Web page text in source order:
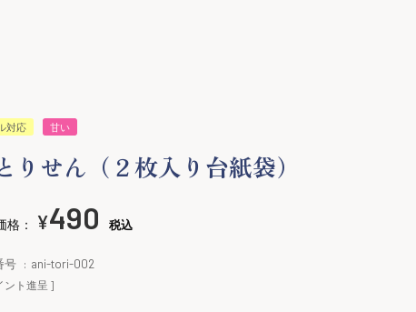
対応 甘い
りせん（２枚入り台紙袋）
格： ¥490 税込
号 ani-tori-002
ント進呈 ]